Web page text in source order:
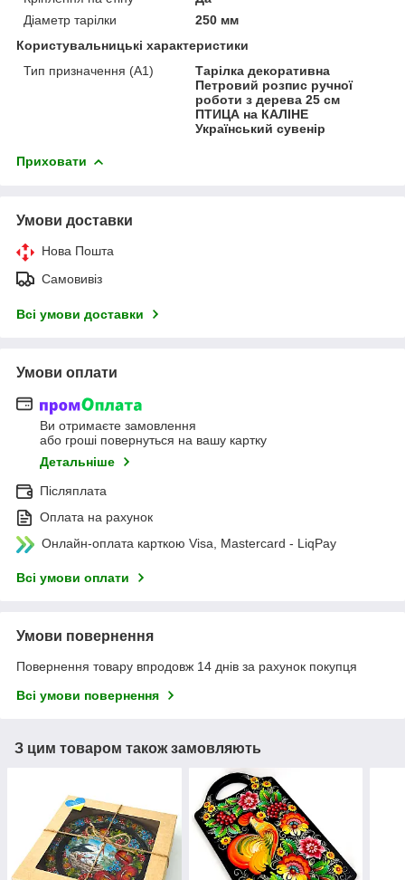
Діаметр тарілки
250 мм
Користувальницькі характеристики
Тип призначення (А1)
Тарілка декоративна
Петровий розпис ручної
роботи з дерева 25 см
ПТИЦА на КАЛІНЕ
Український сувенір
Приховати
Умови доставки
Нова Пошта
Самовивіз
Всі умови доставки
Умови оплати
Ви отримаєте замовлення
або гроші повернуться на вашу картку
Детальніше
Післяплата
Оплата на рахунок
Онлайн-оплата карткою Visa, Mastercard - LiqPay
Всі умови оплати
Умови повернення
Повернення товару впродовж 14 днів за рахунок покупця
Всі умови повернення
З цим товаром також замовляють